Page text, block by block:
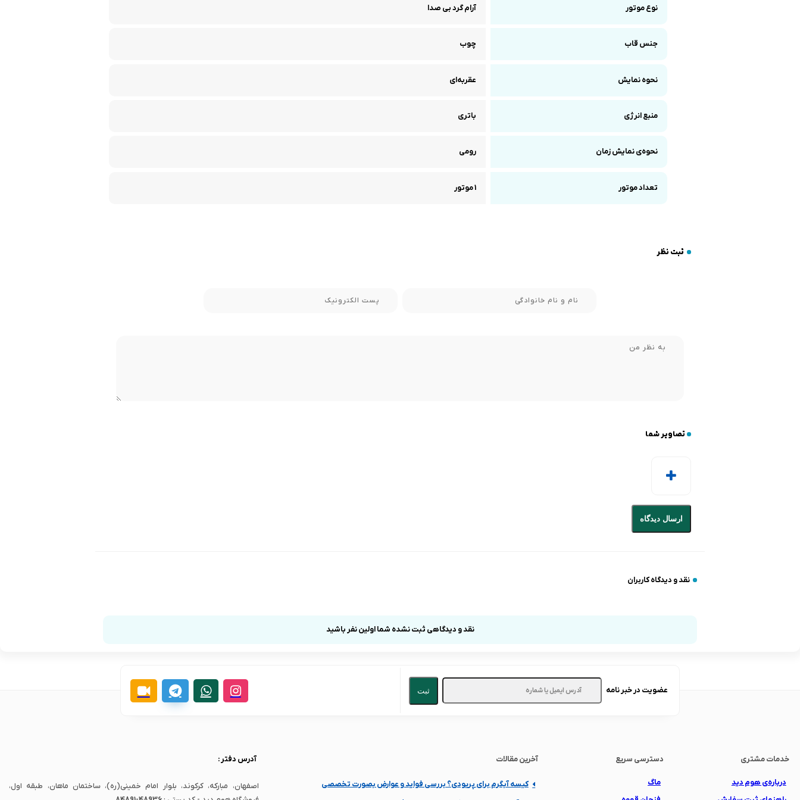
نوع موتور آرام گرد بی صدا
جنس قاب چوب
نحوه نمایش عقربه‌ای
منبع انرژی باتری
نحوه‌ی نمایش زمان رومی
تعداد موتور 1 موتور
ثبت نظر
تصاویر شما
ارسال دیدگاه
نقد و دیدگاه کاربران
نقد و دیدگاهی ثبت نشده شما اولین نفر باشید
عضویت در خبر نامه ثبت
خدمات مشتری
درباره‌ی هوم دید
دسترسی سریع
ماگ
آخرین مقالات
کیسه آبگرم برای پریودی؟ بررسی فواید و عوارض بصورت تخصصی
آدرس دفتر :
اصفهان، مبارکه، کرکوند، بلوار امام خمینی(ره)، ساختمان ماهان، طبقه اول،